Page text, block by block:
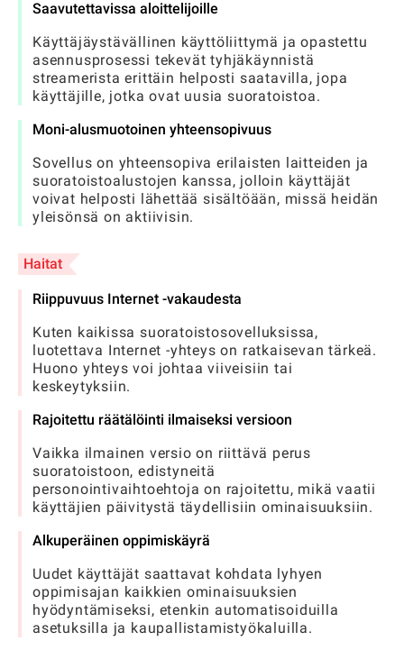
Saavutettavissa aloittelijoille
Käyttäjäystävällinen käyttöliittymä ja opastettu
asennusprosessi tekevät tyhjäkäynnistä
streamerista erittäin helposti saatavilla, jopa
käyttäjille, jotka ovat uusia suoratoistoa.
Moni-alusmuotoinen yhteensopivuus
Sovellus on yhteensopiva erilaisten laitteiden ja
suoratoistoalustojen kanssa, jolloin käyttäjät
voivat helposti lähettää sisältöään, missä heidän
yleisönsä on aktiivisin.
Haitat
Riippuvuus Internet -vakaudesta
Kuten kaikissa suoratoistosovelluksissa,
luotettava Internet -yhteys on ratkaisevan tärkeä.
Huono yhteys voi johtaa viiveisiin tai
keskeytyksiin.
Rajoitettu räätälöinti ilmaiseksi versioon
Vaikka ilmainen versio on riittävä perus
suoratoistoon, edistyneitä
personointivaihtoehtoja on rajoitettu, mikä vaatii
käyttäjien päivitystä täydellisiin ominaisuuksiin.
Alkuperäinen oppimiskäyrä
Uudet käyttäjät saattavat kohdata lyhyen
oppimisajan kaikkien ominaisuuksien
hyödyntämiseksi, etenkin automatisoiduilla
asetuksilla ja kaupallistamistyökaluilla.